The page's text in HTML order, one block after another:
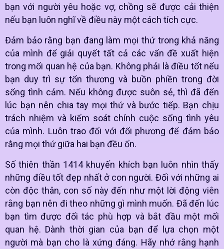
bạn với người yêu hoặc vợ, chồng sẽ được cải thiện
nếu bạn luôn nghĩ về điều này một cách tích cực.
Đảm bảo rằng bạn đang làm mọi thứ trong khả năng
của mình để giải quyết tất cả các vấn đề xuất hiện
trong mối quan hệ của bạn. Không phải là điều tốt nếu
bạn duy trì sự tổn thương và buồn phiền trong đời
sống tình cảm. Nếu không được suôn sẻ, thì đã đến
lúc bạn nên chia tay mọi thứ và bước tiếp. Bạn chịu
trách nhiệm và kiểm soát chính cuộc sống tình yêu
của mình. Luôn trao đổi với đối phương để đảm bảo
rằng mọi thứ giữa hai bạn đều ổn.
Số thiên thần 1414 khuyến khích bạn luôn nhìn thấy
những điều tốt đẹp nhất ở con người. Đối với những ai
còn độc thân, con số này đến như một lời động viên
rằng bạn nên đi theo những gì mình muốn. Đã đến lúc
bạn tìm được đối tác phù hợp và bắt đầu một mối
quan hệ. Dành thời gian của bạn để lựa chọn một
người mà bạn cho là xứng đáng. Hãy nhớ rằng hạnh